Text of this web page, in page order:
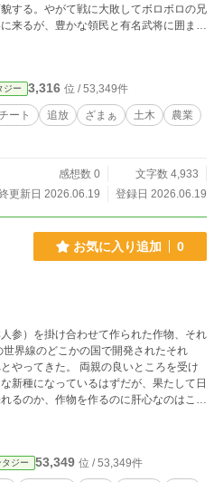
する。やがて戦に大敗してボロボロの兄
来るが、豊かな領民と有名武将に囲まれ
ジー 3,316 位 / 53,349件
ート 追放 ざまぁ 土木
農業
感想数 0
文字数 4,933
更新日 2026.06.19
登録日 2026.06.19
お気に入り追加 0
参）を掛け合わせて作られた作物、それ
界線のどこかの国で開発されたそれ
やってきた。 両親の良いところを受け
新種になっているはずだが、果たして日
るのか、作物を作るのに肝心なのはこの
られた農業者、農業者から相談された
てきぱきと知恵を絞って解決方法を探し
タジー 53,349 位 / 53,349件